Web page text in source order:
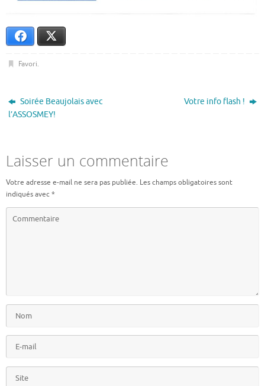
Facebook
Favori.
Soirée Beaujolais avec
l’ASSOSMEY!
Votre info flash !
Laisser un commentaire
Votre adresse e-mail ne sera pas publiée. Les champs obligatoires sont
indiqués avec*